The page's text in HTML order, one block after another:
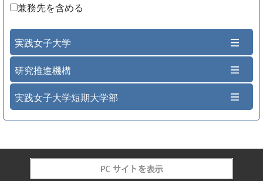
兼務先を含める
実践女子大学
研究推進機構
実践女子大学短期大学部